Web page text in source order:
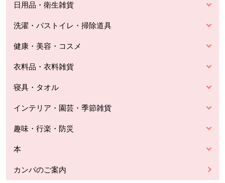
日用品・衛生雑貨
洗濯・バストイレ・掃除道具
健康・美容・コスメ
衣料品・衣料雑貨
寝具・タオル
インテリア・園芸・季節雑貨
趣味・行楽・防災
本
カンパのご案内